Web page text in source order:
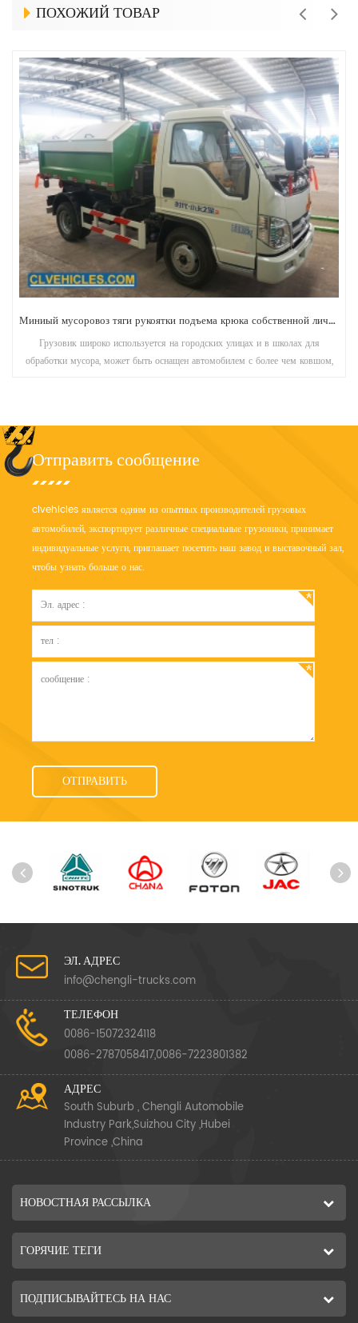
ПОХОЖИЙ ТОВАР
Миниый мусоровоз тяги рукоятки подъема крюка собственной личности 3cbm
Грузовик широко используется на городских улицах и в школах для
обработки мусора, может быть оснащен автомобилем с более чем ковшом,
Отправить сообщение
clvehicles является одним из опытных производителей грузовых
автомобилей, экспортирует различные специальные грузовики, принимает
индивидуальные услуги, приглашает посетить наш завод и выставочный зал,
чтобы узнать больше о нас.
ЭЛ. АДРЕС
info@chengli-trucks.com
ТЕЛЕФОН
0086-15072324118
0086-2787058417,0086-7223801382
АДРЕС
South Suburb , Chengli Automobile
Industry Park,Suizhou City ,Hubei
Province ,China
НОВОСТНАЯ РАССЫЛКА
ГОРЯЧИЕ ТЕГИ
ПОДПИСЫВАЙТЕСЬ НА НАС